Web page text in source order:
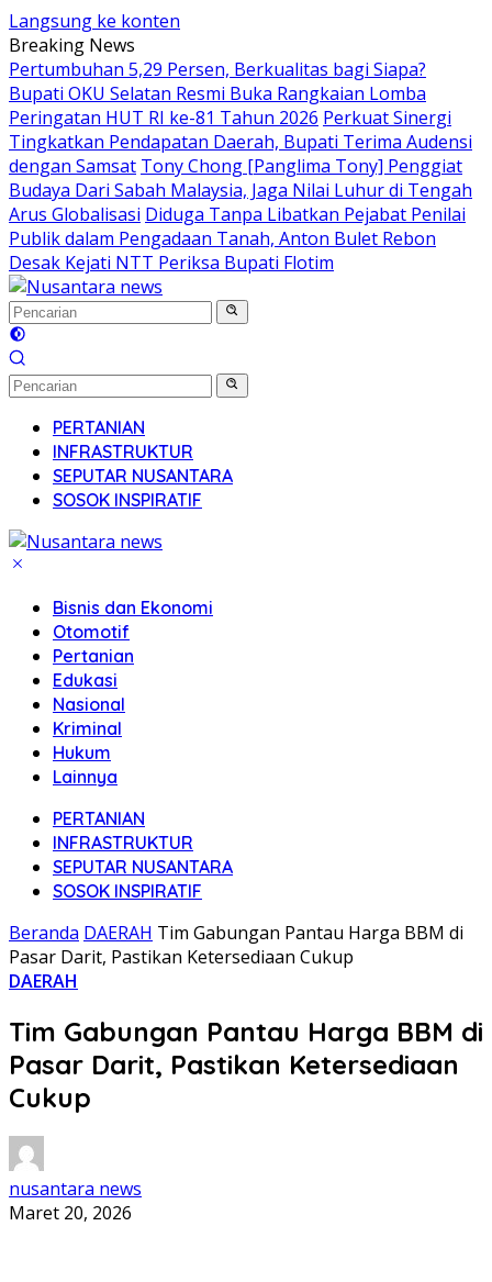
Langsung ke konten
Breaking News
Pertumbuhan 5,29 Persen, Berkualitas bagi Siapa?
Bupati OKU Selatan Resmi Buka Rangkaian Lomba
Peringatan HUT RI ke-81 Tahun 2026 Perkuat Sinergi
Tingkatkan Pendapatan Daerah, Bupati Terima Audensi
dengan Samsat Tony Chong [Panglima Tony] Penggiat
Budaya Dari Sabah Malaysia, Jaga Nilai Luhur di Tengah
Arus Globalisasi Diduga Tanpa Libatkan Pejabat Penilai
Publik dalam Pengadaan Tanah, Anton Bulet Rebon
Desak Kejati NTT Periksa Bupati Flotim
PERTANIAN
INFRASTRUKTUR
SEPUTAR NUSANTARA
SOSOK INSPIRATIF
Bisnis dan Ekonomi
Otomotif
Pertanian
Edukasi
Nasional
Kriminal
Hukum
Lainnya
PERTANIAN
INFRASTRUKTUR
SEPUTAR NUSANTARA
SOSOK INSPIRATIF
Beranda DAERAH Tim Gabungan Pantau Harga BBM di
Pasar Darit, Pastikan Ketersediaan Cukup
DAERAH
Tim Gabungan Pantau Harga BBM di
Pasar Darit, Pastikan Ketersediaan
Cukup
nusantara news
Maret 20, 2026